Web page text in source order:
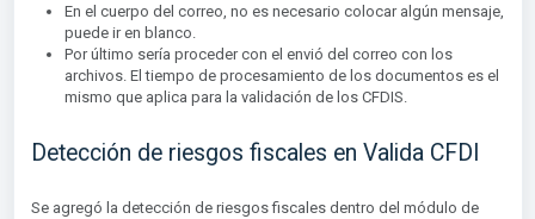
En el cuerpo del correo, no es necesario colocar algún mensaje,
puede ir en blanco.
Por último sería proceder con el envió del correo con los
archivos. El tiempo de procesamiento de los documentos es el
mismo que aplica para la validación de los CFDIS.
Detección de riesgos fiscales en Valida CFDI
Se agregó la detección de riesgos fiscales dentro del módulo de